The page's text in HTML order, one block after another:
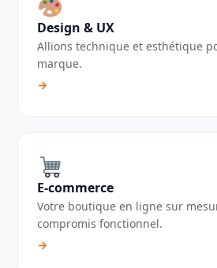
Design & UX
Allions technique et esthétique
marque.
→
E-commerce
Votre boutique en ligne sur
compromis fonctionnel.
→